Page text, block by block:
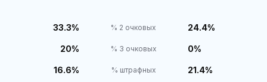
33.3% % 2 очковых 24.4%
20% % 3 очковых 0%
16.6% % штрафных 21.4%